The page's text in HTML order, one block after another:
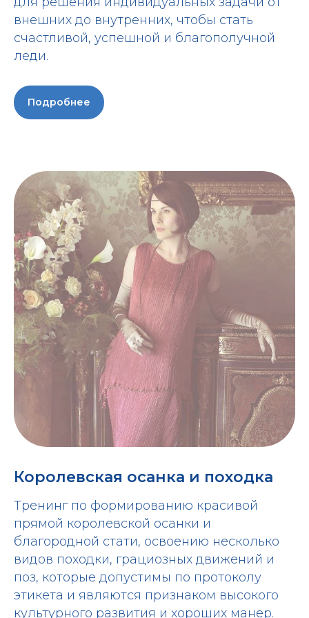
внешних до внутренних, чтобы стать
счастливой, успешной и благополучной
леди.
Подробнее
Королевская осанка и походка
Тренинг по формированию красивой
прямой королевской осанки и
благородной стати, освоению несколько
видов походки, грациозных движений и
поз, которые допустимы по протоколу
этикета и являются признаком высокого
культурного развития и хороших манер.